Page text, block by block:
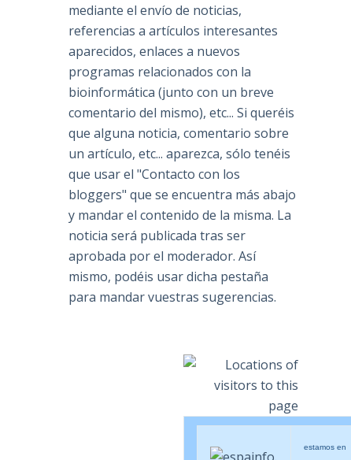
mediante el envío de noticias,
referencias a artículos interesantes
aparecidos, enlaces a nuevos
programas relacionados con la
bioinformática (junto con un breve
comentario del mismo), etc... Si queréis
que alguna noticia, comentario sobre
un artículo, etc... aparezca, sólo tenéis
que usar el "Contacto con los
bloggers" que se encuentra más abajo
y mandar el contenido de la misma. La
noticia será publicada tras ser
aprobada por el moderador. Así
mismo, podéis usar dicha pestaña
para mandar vuestras sugerencias.
estamos en